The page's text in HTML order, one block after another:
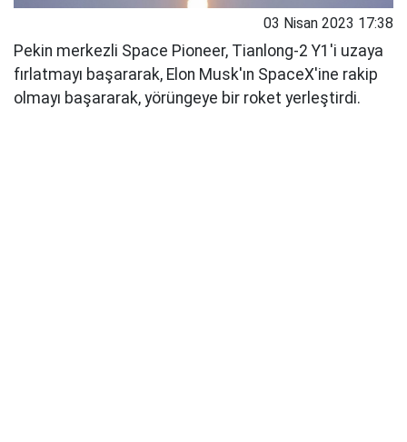
03 Nisan 2023 17:38
Pekin merkezli Space Pioneer, Tianlong-2 Y1'i uzaya
fırlatmayı başararak, Elon Musk'ın SpaceX'ine rakip
olmayı başararak, yörüngeye bir roket yerleştirdi.